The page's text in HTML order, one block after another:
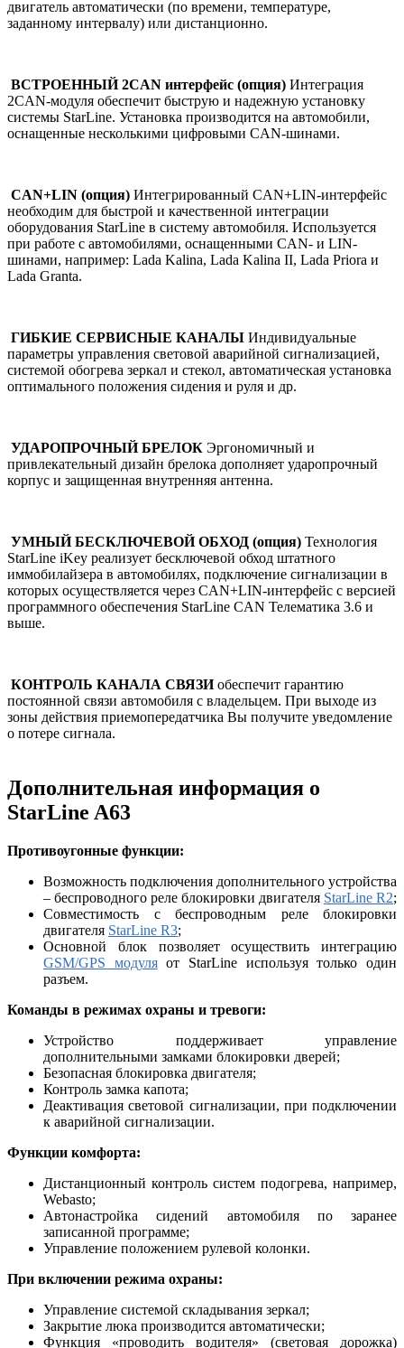
двигатель автоматически (по времени, температуре,
заданному интервалу) или дистанционно.
ВСТРОЕННЫЙ 2CAN интерфейс (опция) Интеграция
2CAN-модуля обеспечит быструю и надежную установку
системы StarLine. Установка производится на автомобили,
оснащенные несколькими цифровыми CAN-шинами.
CAN+LIN (опция) Интегрированный CAN+LIN-интерфейс
необходим для быстрой и качественной интеграции
оборудования StarLine в систему автомобиля. Используется
при работе с автомобилями, оснащенными CAN- и LIN-
шинами, например: Lada Kalina, Lada Kalina II, Lada Priora и
Lada Granta.
ГИБКИЕ СЕРВИСНЫЕ КАНАЛЫ Индивидуальные
параметры управления световой аварийной сигнализацией,
системой обогрева зеркал и стекол, автоматическая установка
оптимального положения сидения и руля и др.
УДАРОПРОЧНЫЙ БРЕЛОК Эргономичный и
привлекательный дизайн брелока дополняет ударопрочный
корпус и защищенная внутренняя антенна.
УМНЫЙ БЕСКЛЮЧЕВОЙ ОБХОД (опция) Технология
StarLine iKey реализует бесключевой обход штатного
иммобилайзера в автомобилях, подключение сигнализации в
которых осуществляется через CAN+LIN-интерфейс с версией
программного обеспечения StarLine CAN Телематика 3.6 и
выше.
КОНТРОЛЬ КАНАЛА СВЯЗИобеспечит гарантию
постоянной связи автомобиля с владельцем. При выходе из
зоны действия приемопередатчика Вы получите уведомление
о потере сигнала.
Дополнительная информация о
StarLine A63
Противоугонные функции:
Возможность подключения дополнительного устройства
– беспроводного реле блокировки двигателя StarLine R2;
Совместимость с беспроводным реле блокировки
двигателя StarLine R3;
Основной блок позволяет осуществить интеграцию
GSM/GPS модуляот StarLine используя только один
разъем.
Команды в режимах охраны и тревоги:
Устройство поддерживает управление
дополнительными замками блокировки дверей;
Безопасная блокировка двигателя;
Контроль замка капота;
Деактивация световой сигнализации, при подключении
к аварийной сигнализации.
Функции комфорта:
Дистанционный контроль систем подогрева, например,
Webasto;
Автонастройка сидений автомобиля по заранее
записанной программе;
Управление положением рулевой колонки.
При включении режима охраны:
Управление системой складывания зеркал;
Закрытие люка производится автоматически;
Функция «проводить водителя» (световая дорожка)